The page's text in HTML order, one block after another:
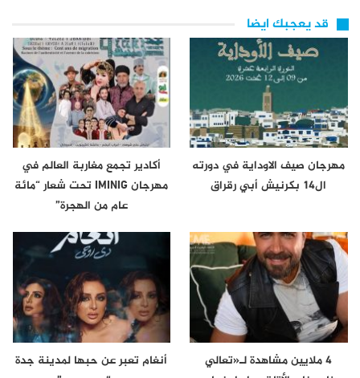
قد يعجبك ايضا
مهرجان صيف الاوداية في دورته
ال14 بكرنيش أبي رقراق
أكادير تجمع مغاربة العالم في
مهرجان IMINIG تحت شعار “مائة
عام من الهجرة”
4 ملايين مشاهدة لـ«تعالي
أنغام تعبر عن حبها لمدينة جدة